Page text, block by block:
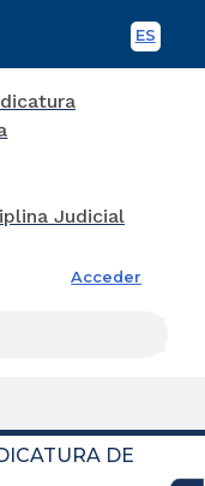
ES
Acceder
DE